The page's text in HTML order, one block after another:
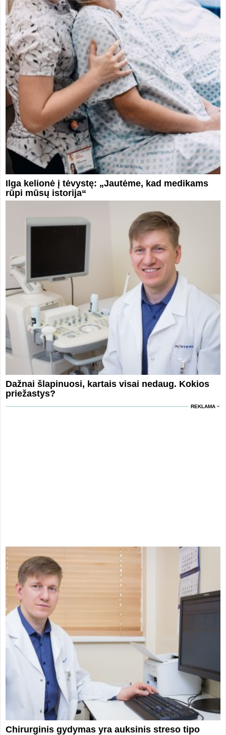
Ilga kelionė į tėvystę: „Jautėme, kad medikams
rūpi mūsų istorija“
Dažnai šlapinuosi, kartais visai nedaug. Kokios
priežastys?
REKLAMA
Chirurginis gydymas yra auksinis streso tipo